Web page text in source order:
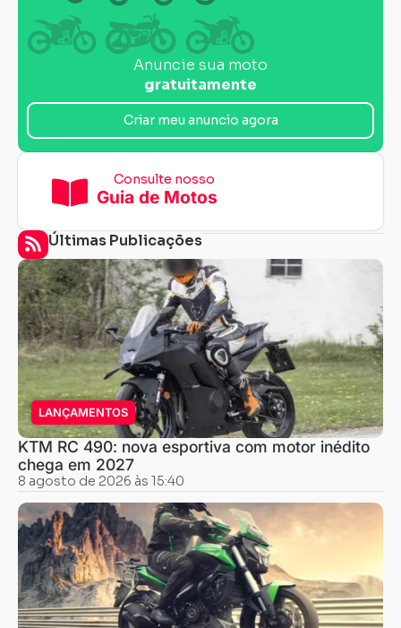
Anuncie sua moto
gratuitamente
Criar meu anuncio agora
Consulte nosso
Guia de Motos
Últimas Publicações
LANÇAMENTOS
KTM RC 490: nova esportiva com motor inédito
chega em 2027
8 agosto de 2026 às 15:40